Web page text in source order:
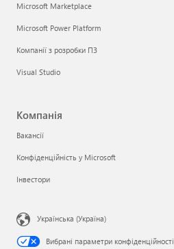
Microsoft Marketplace
Microsoft Power Platform
Компанії з розробки ПЗ
Visual Studio
Компанія
Вакансії
Конфіденційність у Microsoft
Інвестори
Українська (Україна)
Вибрані параметри конфіденційності